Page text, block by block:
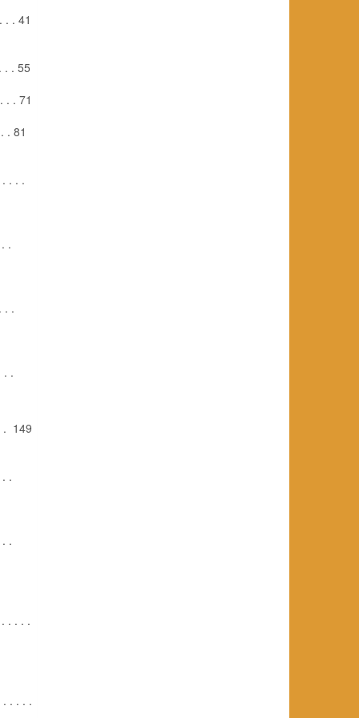
. . 41
. . 55
. . 71
. 81
. . .
.
. .
. .
. 149
.
.
. . . .
. . . .